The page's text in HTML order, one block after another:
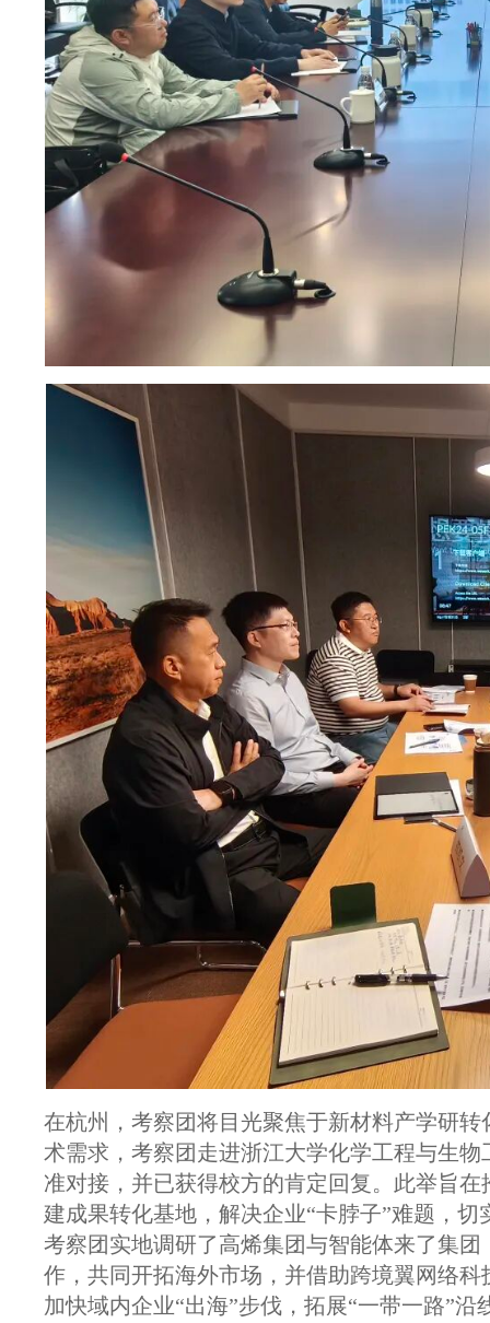
在杭州，考察团将目光聚焦于新材料产学研
术需求，考察团走进浙江大学化学工程与生
准对接，并已获得校方的肯定回复。此举旨
建成果转化基地，解决企业“卡脖子”难题，
考察团实地调研了高烯集团与智能体来了集
作，共同开拓海外市场，并借助跨境翼网络
加快域内企业“出海”步伐，拓展“一带一路”沿